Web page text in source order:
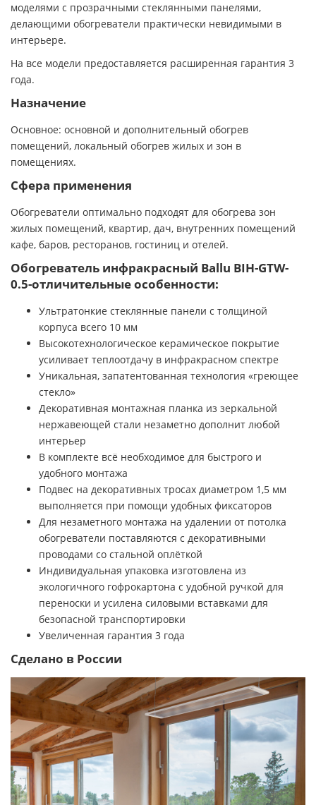
моделями с прозрачными стеклянными панелями,
делающими обогреватели практически невидимыми в
интерьере.
На все модели предоставляется расширенная гарантия 3
года.
Назначение
Основное: основной и дополнительный обогрев
помещений, локальный обогрев жилых и зон в
помещениях.
Сфера применения
Обогреватели оптимально подходят для обогрева зон
жилых помещений, квартир, дач, внутренних помещений
кафе, баров, ресторанов, гостиниц и отелей.
Обогреватель инфракрасный Ballu BIH-GTW-
0.5-отличительные особенности:
Ультратонкие стеклянные панели с толщиной
корпуса всего 10 мм
Высокотехнологическое керамическое покрытие
усиливает теплоотдачу в инфракрасном спектре
Уникальная, запатентованная технология «греющее
стекло»
Декоративная монтажная планка из зеркальной
нержавеющей стали незаметно дополнит любой
интерьер
В комплекте всё необходимое для быстрого и
удобного монтажа
Подвес на декоративных тросах диаметром 1,5 мм
выполняется при помощи удобных фиксаторов
Для незаметного монтажа на удалении от потолка
обогреватели поставляются с декоративными
проводами со стальной оплёткой
Индивидуальная упаковка изготовлена из
экологичного гофрокартона с удобной ручкой для
переноски и усилена силовыми вставками для
безопасной транспортировки
Увеличенная гарантия 3 года
Сделано в России